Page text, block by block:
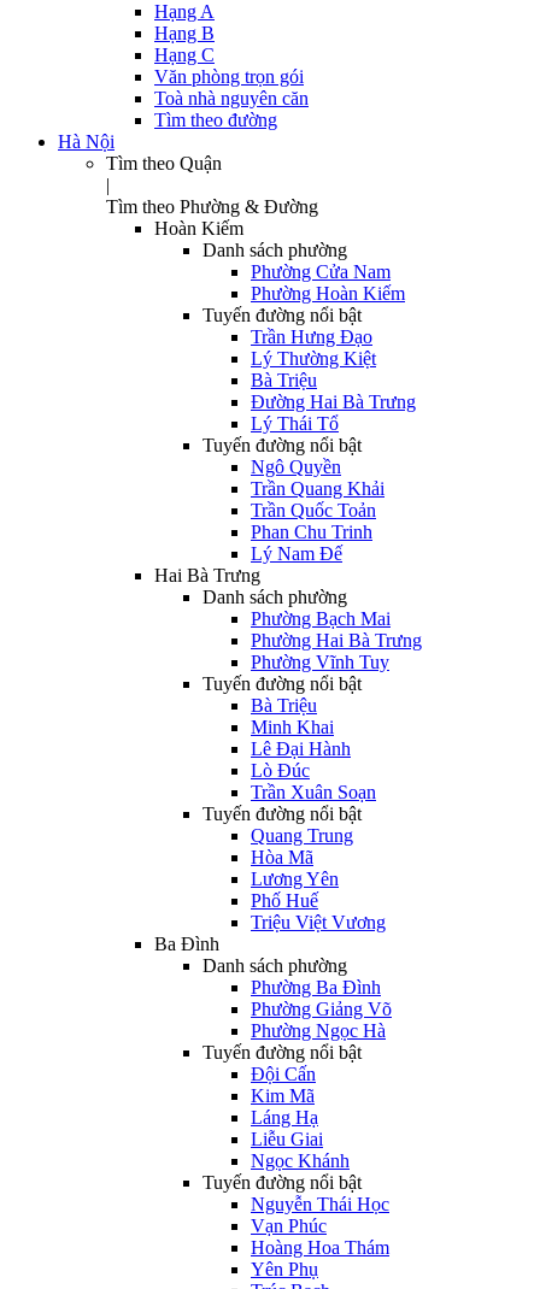
Hạng A
Hạng B
Hạng C
Văn phòng trọn gói
Toà nhà nguyên căn
Tìm theo đường
Hà Nội
Tìm theo Quận
|
Tìm theo Phường & Đường
Hoàn Kiếm
Danh sách phường
Phường Cửa Nam
Phường Hoàn Kiếm
Tuyến đường nổi bật
Trần Hưng Đạo
Lý Thường Kiệt
Bà Triệu
Đường Hai Bà Trưng
Lý Thái Tổ
Tuyến đường nổi bật
Ngô Quyền
Trần Quang Khải
Trần Quốc Toản
Phan Chu Trinh
Lý Nam Đế
Hai Bà Trưng
Danh sách phường
Phường Bạch Mai
Phường Hai Bà Trưng
Phường Vĩnh Tuy
Tuyến đường nổi bật
Bà Triệu
Minh Khai
Lê Đại Hành
Lò Đúc
Trần Xuân Soạn
Tuyến đường nổi bật
Quang Trung
Hòa Mã
Lương Yên
Phố Huế
Triệu Việt Vương
Ba Đình
Danh sách phường
Phường Ba Đình
Phường Giảng Võ
Phường Ngọc Hà
Tuyến đường nổi bật
Đội Cấn
Kim Mã
Láng Hạ
Liễu Giai
Ngọc Khánh
Tuyến đường nổi bật
Nguyễn Thái Học
Vạn Phúc
Hoàng Hoa Thám
Yên Phụ